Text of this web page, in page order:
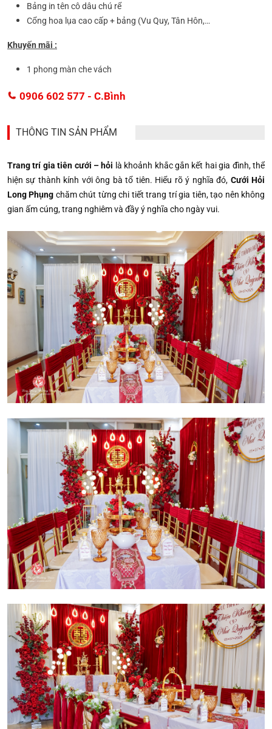
Bảng in tên cô dâu chú rể
Cổng hoa lụa cao cấp + bảng (Vu Quy, Tân Hôn,…
Khuyến mãi :
1 phong màn che vách
0906 602 577 - C.Bình
THÔNG TIN SẢN PHẨM
Trang trí gia tiên cưới – hỏi là khoảnh khắc gắn kết hai gia đình, thể
hiện sự thành kính với ông bà tổ tiên. Hiểu rõ ý nghĩa đó, Cưới Hỏi
Long Phụng chăm chút từng chi tiết trang trí gia tiên, tạo nên không
gian ấm cúng, trang nghiêm và đầy ý nghĩa cho ngày vui.